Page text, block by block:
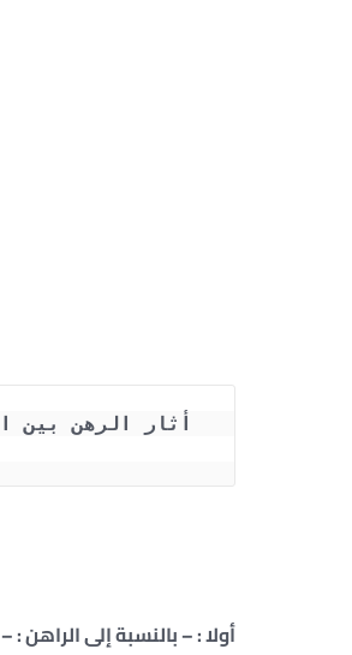
أولا : – بالنسبة إلى الراهن : –